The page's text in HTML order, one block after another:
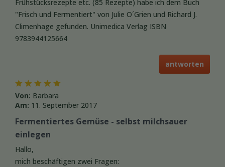
Frühstücksrezepte etc. (85 Rezepte) habe ich dem Buch
"Frisch und Fermentiert" von Julie O´Grien und Richard J.
Climenhage gefunden. Unimedica Verlag ISBN
9783944125664
antworten
Von: Barbara
Am: 11. September 2017
Fermentiertes Gemüse - selbst milchsauer
einlegen
Hallo,
mich beschäftigen zwei Fragen: